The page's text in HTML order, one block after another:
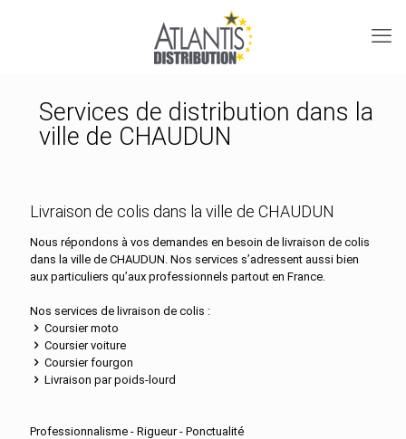
Services de distribution dans la
ville de CHAUDUN
Livraison de colis dans la ville de CHAUDUN
Nous répondons à vos demandes en besoin de livraison de colis
dans la ville de CHAUDUN. Nos services s’adressent aussi bien
aux particuliers qu’aux professionnels partout en France.
Nos services de livraison de colis :
Coursier moto
Coursier voiture
Coursier fourgon
Livraison par poids-lourd
Professionnalisme - Rigueur - Ponctualité